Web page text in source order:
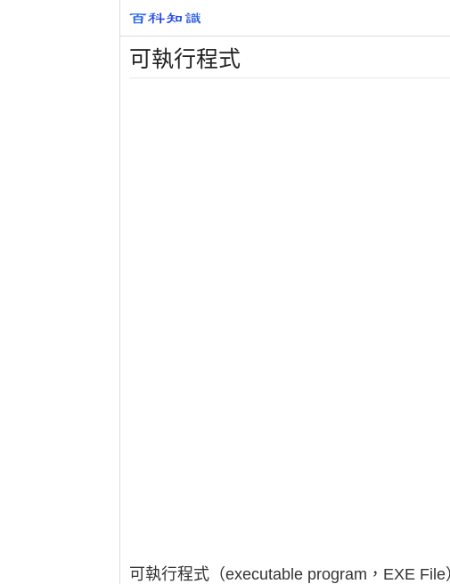
可執行程式
可執行程式（executable program，EXE